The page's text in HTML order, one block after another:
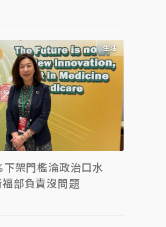
生活
下架門檻淪政治口水
部負責沒問題